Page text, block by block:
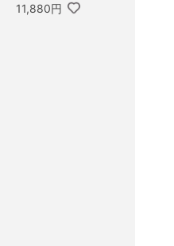
シリウス＆ビーナス
11,880円